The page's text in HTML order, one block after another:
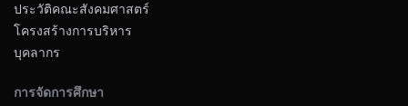
ประวัติคณะสังคมศาสตร์
โครงสร้างการบริหาร
บุคลากร
การจัดการศึกษา